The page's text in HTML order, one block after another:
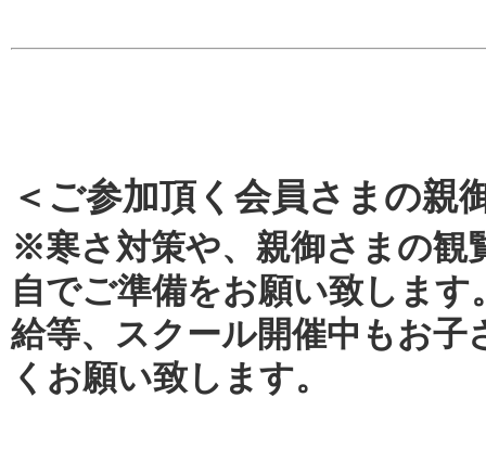
＜ご参加頂く会員さまの親
※寒さ対策や、親御さまの観
自でご準備をお願い致します
給等、スクール開催中もお子
くお願い致します。